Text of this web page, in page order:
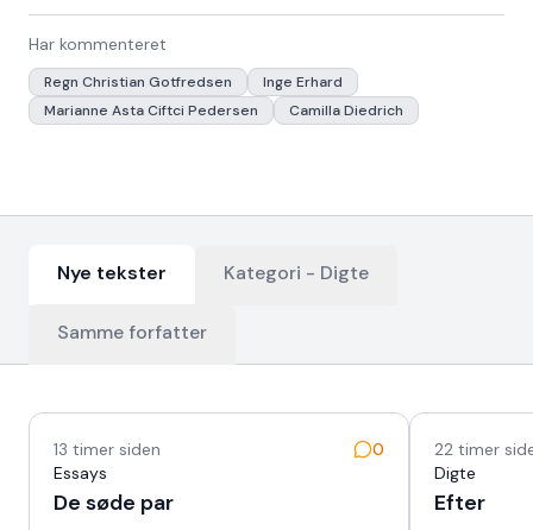
Har kommenteret
Regn Christian Gotfredsen
Inge Erhard
Marianne Asta Ciftci Pedersen
Camilla Diedrich
Nye tekster Kategori - Digte
Samme forfatter
13 timer siden
0
Essays
De søde par
22 timer
Digte
Efter